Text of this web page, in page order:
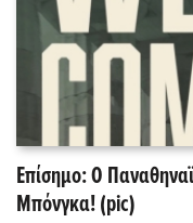
Επίσημο: Ο
Μπόνγκα! (pic)